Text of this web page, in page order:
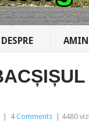
DESPRE
4 Comments | 4480